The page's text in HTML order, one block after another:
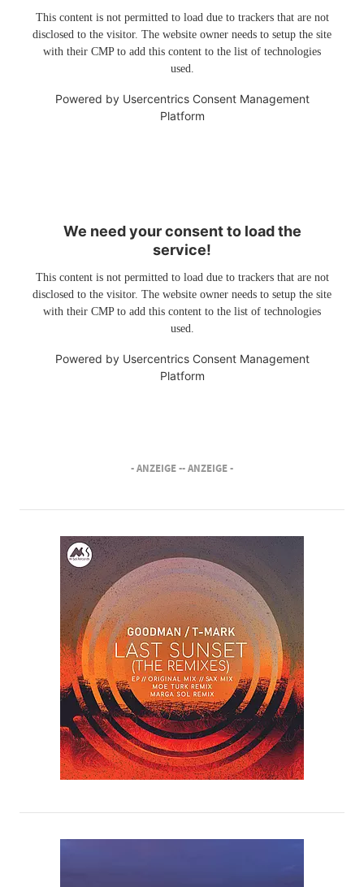
This content is not permitted to load due to trackers that are not
disclosed to the visitor. The website owner needs to setup the site
with their CMP to add this content to the list of technologies
used.
Powered by Usercentrics Consent Management
Platform
We need your consent to load the
service!
This content is not permitted to load due to trackers that are not
disclosed to the visitor. The website owner needs to setup the site
with their CMP to add this content to the list of technologies
used.
Powered by Usercentrics Consent Management
Platform
- ANZEIGE -- ANZEIGE -